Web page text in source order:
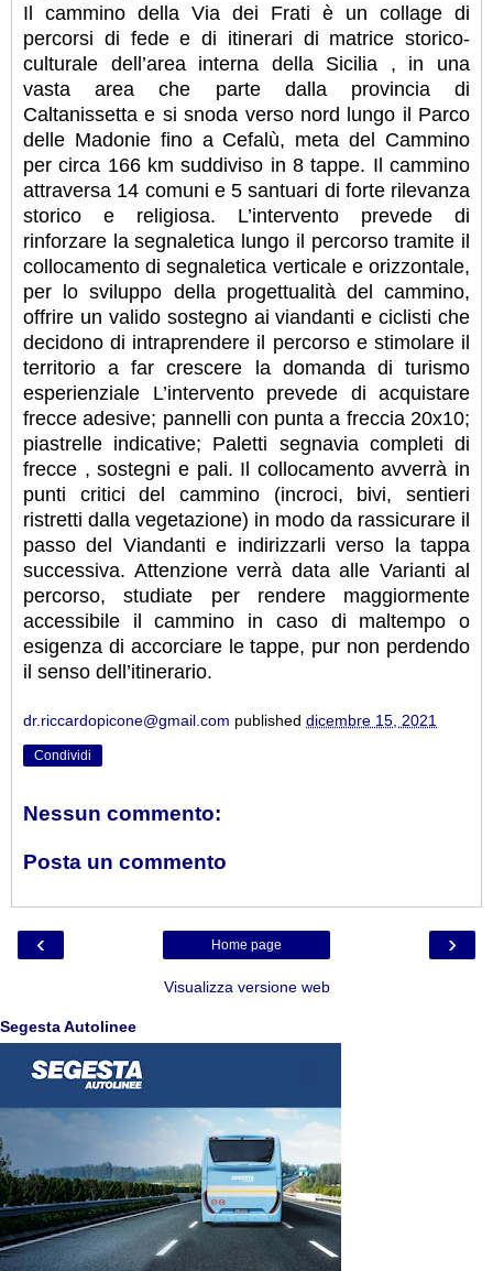
Il cammino della Via dei Frati è un collage di
percorsi di fede e di itinerari di matrice storico-
culturale dell’area interna della Sicilia , in una
vasta area che parte dalla provincia di
Caltanissetta e si snoda verso nord lungo il Parco
delle Madonie fino a Cefalù, meta del Cammino
per circa 166 km suddiviso in 8 tappe. Il cammino
attraversa 14 comuni e 5 santuari di forte rilevanza
storico e religiosa. L’intervento prevede di
rinforzare la segnaletica lungo il percorso tramite il
collocamento di segnaletica verticale e orizzontale,
per lo sviluppo della progettualità del cammino,
offrire un valido sostegno ai viandanti e ciclisti che
decidono di intraprendere il percorso e stimolare il
territorio a far crescere la domanda di turismo
esperienziale L’intervento prevede di acquistare
frecce adesive; pannelli con punta a freccia 20x10;
piastrelle indicative; Paletti segnavia completi di
frecce , sostegni e pali. Il collocamento avverrà in
punti critici del cammino (incroci, bivi, sentieri
ristretti dalla vegetazione) in modo da rassicurare il
passo del Viandanti e indirizzarli verso la tappa
successiva. Attenzione verrà data alle Varianti al
percorso, studiate per rendere maggiormente
accessibile il cammino in caso di maltempo o
esigenza di accorciare le tappe, pur non perdendo
il senso dell’itinerario.
dr.riccardopicone@gmail.com published dicembre 15, 2021
Condividi
Nessun commento:
Posta un commento
‹ ›
Home page
Visualizza versione web
Segesta Autolinee